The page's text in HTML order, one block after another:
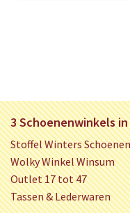
3 Schoenenwinkels in
Stoffel Winters Schoenen
Wolky Winkel Winsum
Outlet 17 tot 47
Tassen & Lederwaren